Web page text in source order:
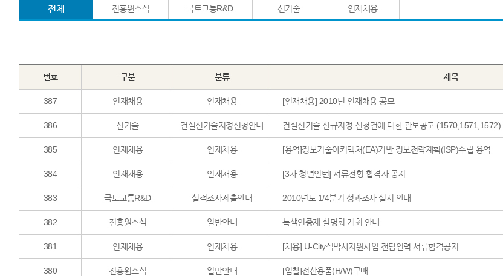
전체 진흥원소식 국토교통R&D 신기술 인재채용
번호 구분 분류 제목
387 인재채용 인재채용 [인재채용] 2010년 인재채용 공모
386 신기술 건설신기술지정신청안내 건설신기술 신규지정 신청건에 대한 관보공고 (1570,1571,1572)
385 인재채용 인재채용 [용역]정보기술아키텍처(EA)기반 정보전략계획(ISP)수립 용역
384 인재채용 인재채용 [3차 청년인턴] 서류전형 합격자 공지
383 국토교통R&D 실적조사제출안내 2010년도 1/4분기 성과조사 실시 안내
382 진흥원소식 일반안내 녹색인증제 설명회 개최 안내
381 인재채용 인재채용 [채용] U-City석박사지원사업 전담인력 서류합격공지
380 진흥원소식 일반안내 [입찰]전산용품(H/W)구매